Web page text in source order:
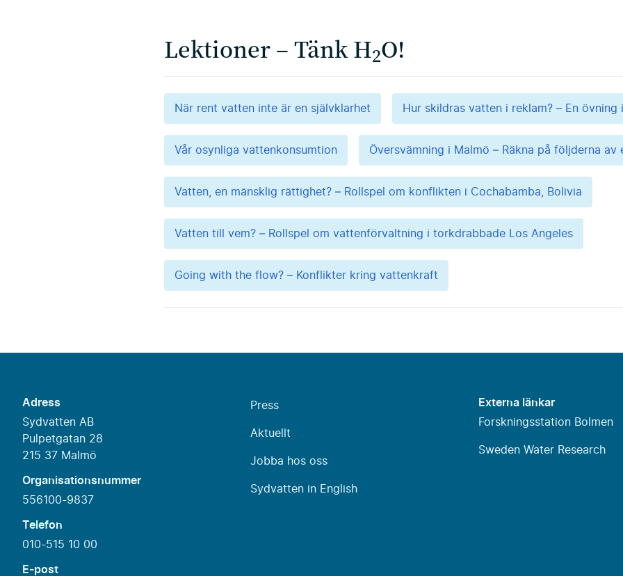
Lektioner – Tänk H2O!
När rent vatten inte är en självklarhet Hur skildras vatten i reklam? – En
Vår osynliga vattenkonsumtion Översvämning i Malmö – Räkna på följderna
Vatten, en mänsklig rättighet? – Rollspel om konflikten i Cochabamba, Bolivia
Vatten till vem? – Rollspel om vattenförvaltning i torkdrabbade Los Angeles
Going with the flow? – Konflikter kring vattenkraft
Adress
Sydvatten AB
Pulpetgatan 28
215 37 Malmö
Organisationsnummer
556100-9837
Telefon
010-515 10 00
E-post
Press
Aktuellt
Jobba hos oss
Sydvatten in English
Externa länkar
Forskningsstation Bolmen
Sweden Water Research